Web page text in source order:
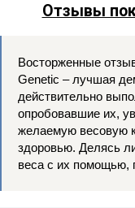
Отзывы
Восторженные
Genetic – лучшая
действительно
опробовавшие их,
желаемую весовую
здоровью. Делясь
веса с их помощью,